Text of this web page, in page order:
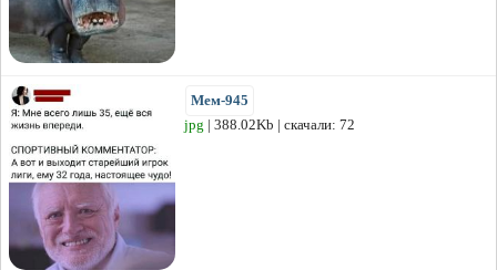
Мем-945
jpg | 388.02Kb | скачали: 72